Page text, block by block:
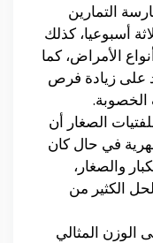
التمارين
أسبوعيا، كذلك
الأمراض، كما
على زيادة فرص
الصغار أن
في حال كان
والصغار،
الكثير من
الوزن المثالي